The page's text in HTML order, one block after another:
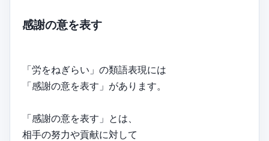
感謝の意を表す
「労をねぎらい」の類語表現には
「感謝の意を表す」があります。
「感謝の意を表す」とは、
相手の努力や貢献に対して